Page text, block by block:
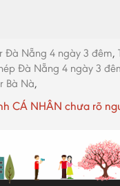
Đà Nẵng 4 ngày 3 đêm,
Đà Nẵng 4 ngày 3
Bà Nà,
CÁ NHÂN chưa rõ